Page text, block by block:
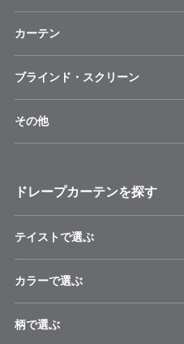
カーテン
ブラインド・スクリーン
その他
ドレープカーテンを探す
テイストで選ぶ
カラーで選ぶ
柄で選ぶ